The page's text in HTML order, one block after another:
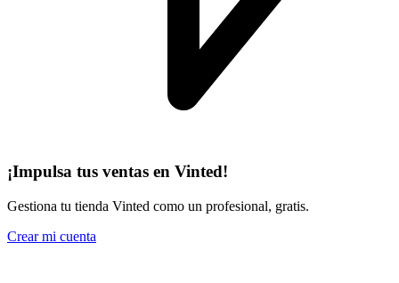
¡Impulsa tus ventas en Vinted!
Gestiona tu tienda Vinted como un profesional, gratis.
Crear mi cuenta